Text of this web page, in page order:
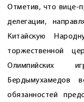
Отметив, что вице-
делегации,
Китайскую
торжественной
Олимпийских
Бердымухамедов
обязанностей